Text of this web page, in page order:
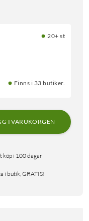
20+ st
Finns i 33 butiker.
I VARUKORGEN
köp i 100 dagar
i butik, GRATIS!